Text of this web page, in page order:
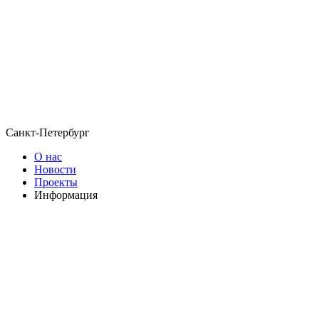
Санкт-Петербург
О нас
Новости
Проекты
Информация